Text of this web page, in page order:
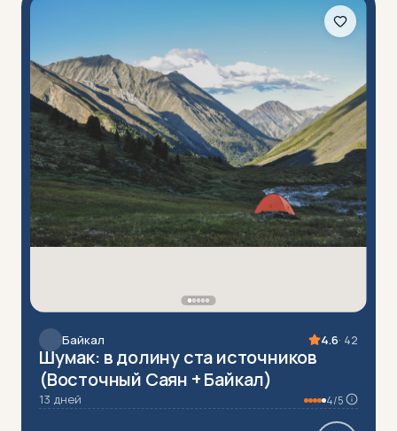
Байкал 4.6· 42
Шумак: в долину ста источников
(Восточный Саян + Байкал)
13 дней 4/5